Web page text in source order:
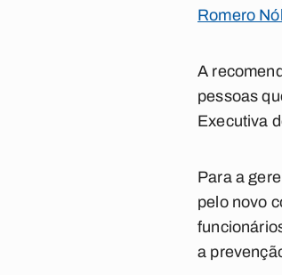
Romero
A
pessoas
Executiva
Para a
pelo novo
a